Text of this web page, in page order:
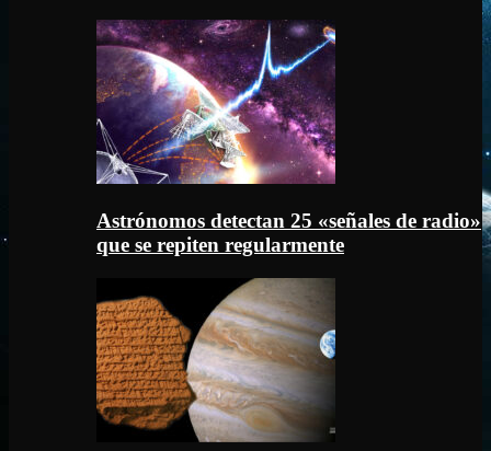
Astrónomos detectan 25 «señales de radio»
que se repiten regularmente